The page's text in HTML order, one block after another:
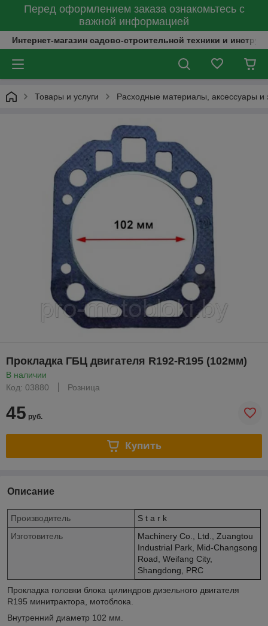
Перед оформлением заказа ознакомьтесь с
важной информацией
Интернет-магазин садово-строительной техники и
Товары и услуги Расходные материалы, аксессуары и
Прокладка ГБЦ двигателя R192-R195 (102мм)
В наличии
Код: 03880
Розница
45 руб.
Купить
Описание
Производитель
S t a r k
Изготовитель
Machinery Co., Ltd., Zuangtou
Industrial Park, Mid-Changsong
Road, Weifang City,
Shangdong, PRC
Прокладка головки блока цилиндров дизельного двигателя
R195 минитрактора, мотоблока.
Внутренний диаметр 102 мм.